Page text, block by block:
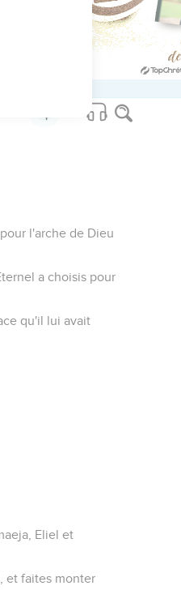
pour toutes les
l'arche de Dieu
a choisis pour
qu'il lui avait
Eliel et
et faites monter